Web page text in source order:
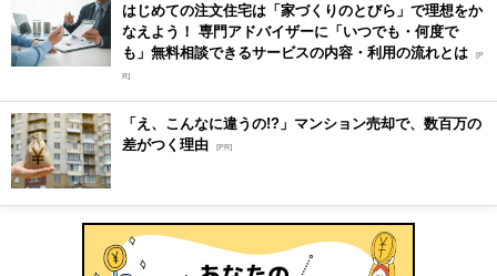
はじめての注文住宅は「家づくりのとびら」で理想をか
なえよう！ 専門アドバイザーに「いつでも・何度で
も」無料相談できるサービスの内容・利用の流れとは [P
R]
「え、こんなに違うの!?」マンション売却で、数百万の
差がつく理由 [PR]